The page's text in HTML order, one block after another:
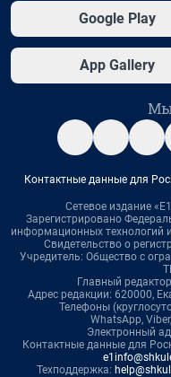
Google Play
App Gallery
Мы
Контактные данные для
Сетевое издание
Зарегистрировано
информационных технологий
Свидетельство о
Учредитель: Общество с
Главный
Адрес редакции: 620000,
Телефоны
WhatsApp,
Электронный
Контактные данные для
Техподдержка: